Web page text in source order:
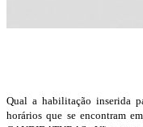
Qual a habilitação inserida
horários que se encontram